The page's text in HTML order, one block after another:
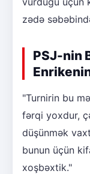
zədə
PSJ-nin
"Turnirin bu
fərqi yoxdur,
düşünmək
bunun üçün
xoşbəxtik."